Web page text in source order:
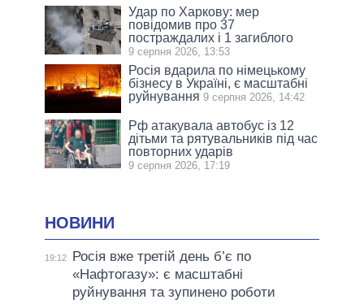
Удар по Харкову: мер
повідомив про 37
постраждалих і 1 загиблого
9 серпня 2026, 13:53
Росія вдарила по німецькому
бізнесу в Україні, є масштабні
руйнування 9 серпня 2026, 14:42
Рф атакувала автобус із 12
дітьми та рятувальників під час
повторних ударів
9 серпня 2026, 17:19
НОВИНИ
19:12
Росія вже третій день б’є по
«Нафтогазу»: є масштабні
руйнування та зупинено роботи